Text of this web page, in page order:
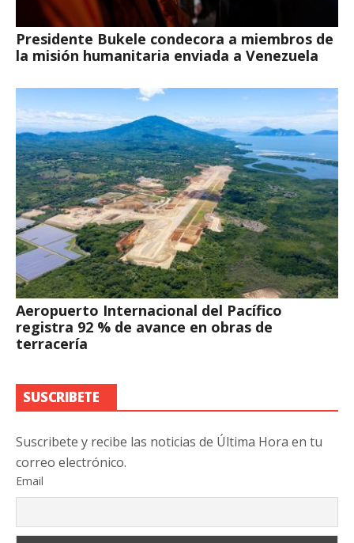
Presidente Bukele condecora a miembros de
la misión humanitaria enviada a Venezuela
Aeropuerto Internacional del Pacífico
registra 92 % de avance en obras de
terracería
SUSCRIBETE
Suscribete y recibe las noticias de Última Hora en tu
correo electrónico.
Email